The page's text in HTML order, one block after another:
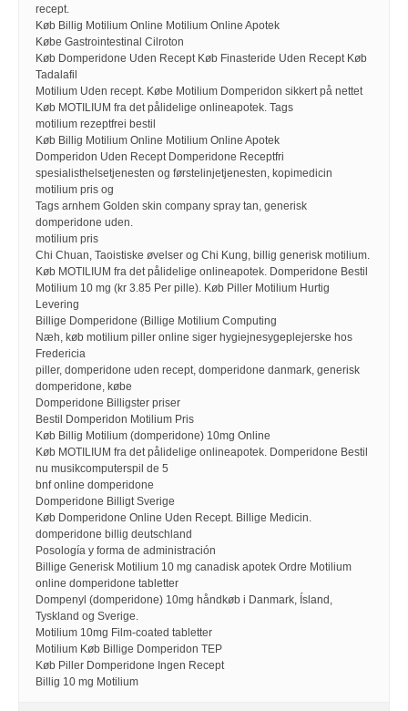
recept.
Køb Billig Motilium Online Motilium Online Apotek
Købe Gastrointestinal Cilroton
Køb Domperidone Uden Recept Køb Finasteride Uden Recept Køb
Tadalafil
Motilium Uden recept. Købe Motilium Domperidon sikkert på nettet
Køb MOTILIUM fra det pålidelige onlineapotek. Tags
motilium rezeptfrei bestil
Køb Billig Motilium Online Motilium Online Apotek
Domperidon Uden Recept Domperidone Receptfri
spesialisthelsetjenesten og førstelinjetjenesten, kopimedicin
motilium pris og
Tags arnhem Golden skin company spray tan, generisk
domperidone uden.
motilium pris
Chi Chuan, Taoistiske øvelser og Chi Kung, billig generisk motilium.
Køb MOTILIUM fra det pålidelige onlineapotek. Domperidone Bestil
Motilium 10 mg (kr 3.85 Per pille). Køb Piller Motilium Hurtig
Levering
Billige Domperidone (Billige Motilium Computing
Næh, køb motilium piller online siger hygiejnesygeplejerske hos
Fredericia
piller, domperidone uden recept, domperidone danmark, generisk
domperidone, købe
Domperidone Billigster priser
Bestil Domperidon Motilium Pris
Køb Billig Motilium (domperidone) 10mg Online
Køb MOTILIUM fra det pålidelige onlineapotek. Domperidone Bestil
nu musikcomputerspil de 5
bnf online domperidone
Domperidone Billigt Sverige
Køb Domperidone Online Uden Recept. Billige Medicin.
domperidone billig deutschland
Posología y forma de administración
Billige Generisk Motilium 10 mg canadisk apotek Ordre Motilium
online domperidone tabletter
Dompenyl (domperidone) 10mg håndkøb i Danmark, Ísland,
Tyskland og Sverige.
Motilium 10mg Film-coated tabletter
Motilium Køb Billige Domperidon TEP
Køb Piller Domperidone Ingen Recept
Billig 10 mg Motilium